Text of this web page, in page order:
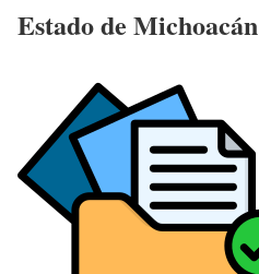
Estado de Michoacán